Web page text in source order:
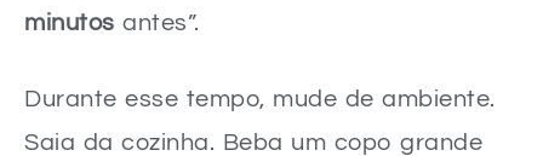
minutos antes”.
Durante esse tempo, mude de ambiente.
Saia da cozinha. Beba um copo grande